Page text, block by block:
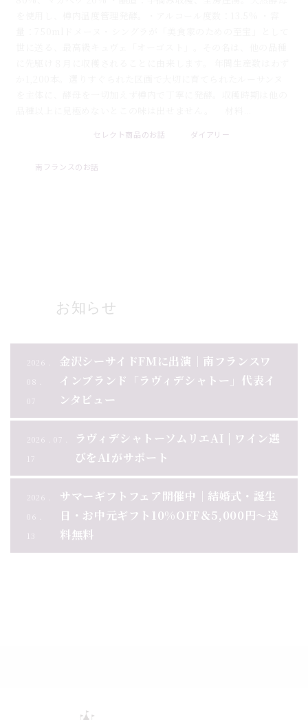
セレクト商品のお話 ダイアリー
南フランスのお話
お知らせ
2026 .
08 .
07
金沢シーサイドFMに出演｜南フランスワ
インブランド「ラヴィデシャトー」代表イ
ンタビュー
2026 . 07 .
17
ラヴィデシャトーソムリエAI | ワイン選
びをAIがサポート
2026 .
06 .
13
サマーギフトフェア開催中｜結婚式・誕生
日・お中元ギフト10%OFF＆5,000円～送
料無料